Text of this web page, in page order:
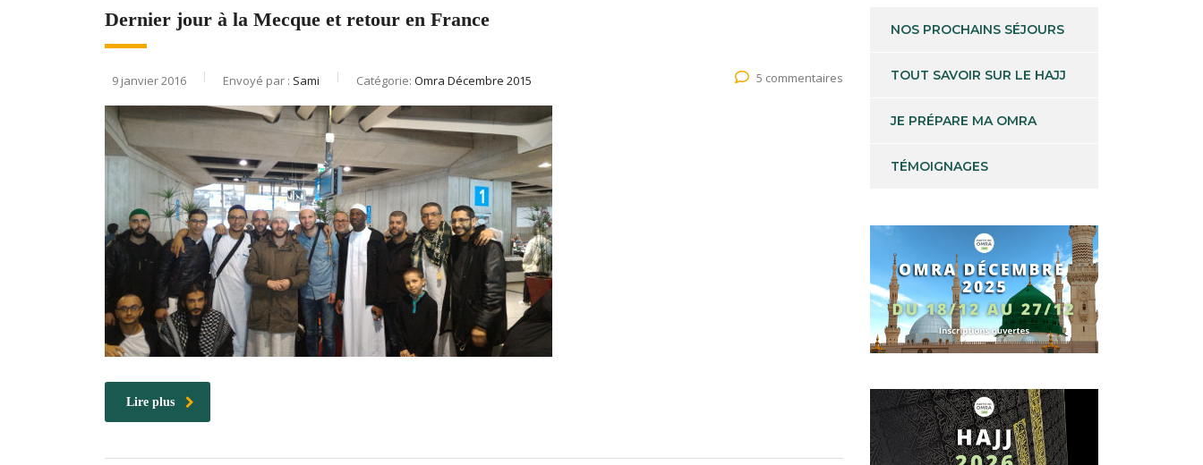
Dernier jour à la Mecque et retour en France
9 janvier 2016 Envoyé par : Sami Catégorie: Omra Décembre 2015 5 commentaires
Lire plus
NOS PROCHAINS SÉJOURS
TOUT SAVOIR SUR LE HAJJ
JE PRÉPARE MA OMRA
TÉMOIGNAGES